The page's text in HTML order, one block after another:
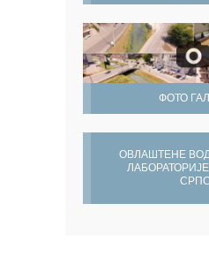
ФОТО
ОВЛАШТЕНЕ